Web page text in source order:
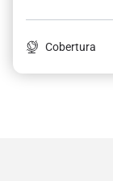
Cobertura